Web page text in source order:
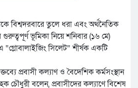
বিশ্বদরবারে তুলে ধরা এবং অর্থনৈতিক
গুরুত্বপূর্ণ ভূমিকা নিয়ে শনিবার (১৬ মে)
“গ্লোবালাইজিং সিলেট” শীর্ষক একটি
প্রবাসী কল্যাণ ও বৈদেশিক কর্মসংস্থান
হক চৌধুরী বলেন, প্রবাসীদের কল্যাণে বিশেষ